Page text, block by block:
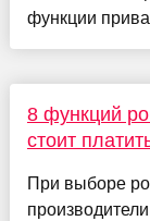
функции
8 функций
стоит
При выборе